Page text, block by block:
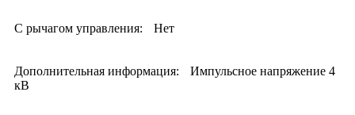
С рычагом управления: Нет
Дополнительная информация:
Импульсное напряжение 4
кВ